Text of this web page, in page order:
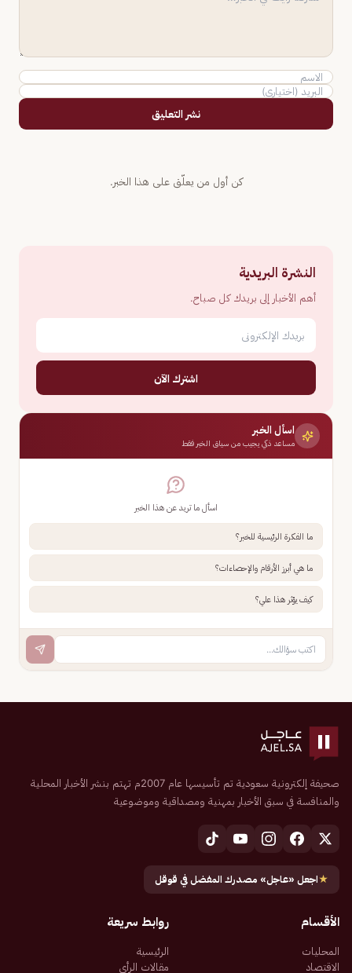
نشر التعليق
كن أول من يعلّق على هذا الخبر.
النشرة البريدية
أهم الأخبار إلى بريدك كل صباح.
اشترك الآن
اسأل الخبر
مساعد ذكي يجيب من سياق الخبر فقط
اسأل ما تريد عن هذا الخبر
ما الفكرة الرئيسية للخبر؟
ما هي أبرز الأرقام والإحصاءات؟
كيف يؤثر هذا علي؟
صحيفة إلكترونية سعودية تم تأسيسها عام 2007م تهتم بنشر الأخبار المحلية
والمنافسة في سبق الأخبار بمهنية ومصداقية وموضوعية
★اجعل «عاجل» مصدرك المفضل في قوقل
الأقسام
المحليات
الاقتصاد
روابط سريعة
الرئيسية
مقالات الرأي